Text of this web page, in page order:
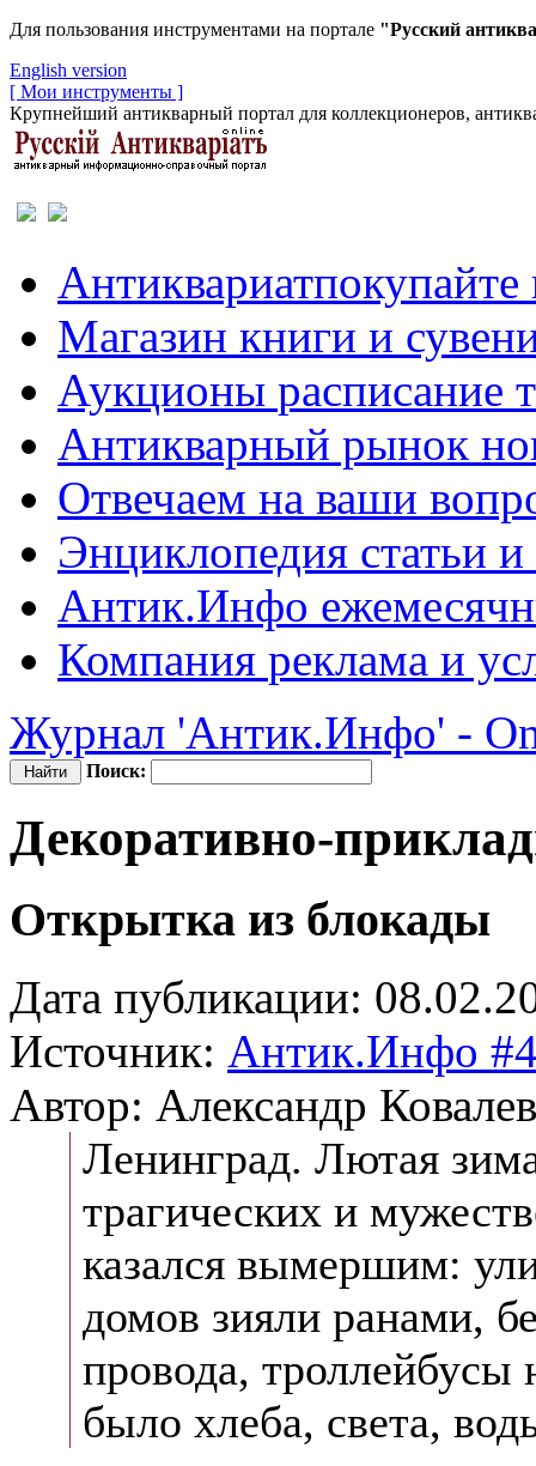
Для пользования инструментами на портале "Русский
English version
[ Мои инструменты ]
Крупнейший антикварный портал для коллекционеров,
Антиквариатпокупайте
Магазин книги и
Аукционы расписание
Антикварный рынок
Отвечаем на ваши
Энциклопедия статьи
Антик.Инфо
Компания реклама и
Журнал 'Антик.Инфо' -
Поиск:
Декоративно-
Открытка из блокады
Дата публикации:
Источник: Антик.Инфо
Автор: Александр
Ленинград. Лютая
трагических и
казался вымершим:
домов зияли ранами,
провода, троллейбусы
было хлеба, света,